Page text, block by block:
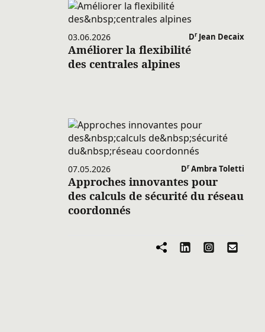
03.06.2026 DrJean Decaix
Améliorer la flexibilité
des centrales alpines
07.05.2026 DrAmbra Toletti
Approches innovantes pour
des calculs de sécurité du réseau
coordonnés